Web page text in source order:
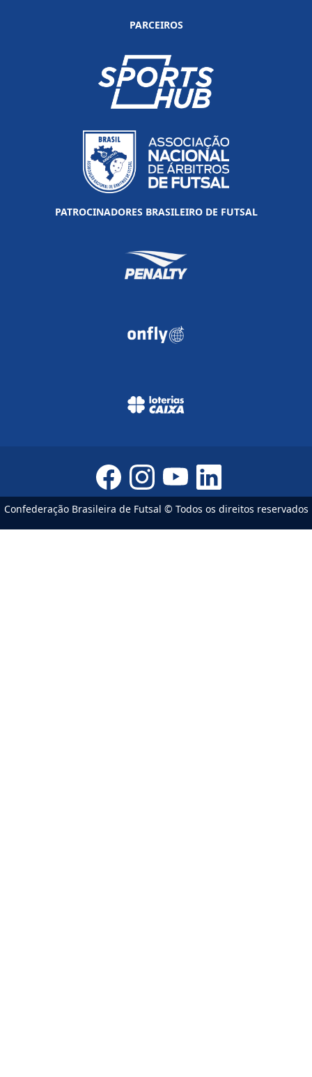
PARCEIROS
PATROCINADORES BRASILEIRO DE FUTSAL
Confederação Brasileira de Futsal © Todos os direitos reservados